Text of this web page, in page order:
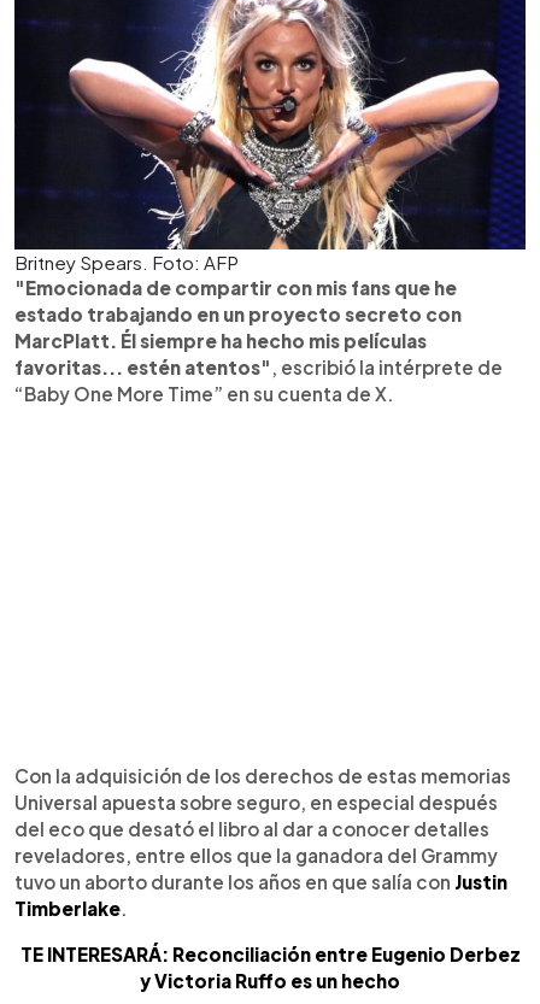
Britney Spears. Foto: AFP
"Emocionada de compartir con mis fans que he
estado trabajando en un proyecto secreto con
MarcPlatt. Él siempre ha hecho mis películas
favoritas... estén atentos" , escribió la intérprete de
“Baby One More Time” en su cuenta de X.
Con la adquisición de los derechos de estas memorias
Universal apuesta sobre seguro, en especial después
del eco que desató el libro al dar a conocer detalles
reveladores, entre ellos que la ganadora del Grammy
tuvo un aborto durante los años en que salía con Justin
Timberlake
TE INTERESARÁ: Reconciliación entre Eugenio Derbez
y Victoria Ruffo es un hecho